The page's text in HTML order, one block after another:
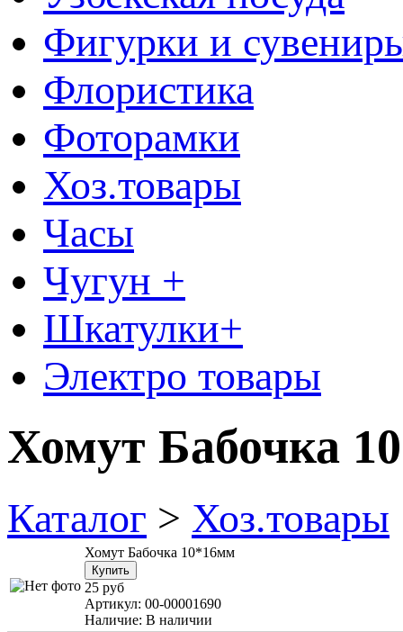
Фигурки и
Флористика
Фоторамки
Хоз.товары
Часы
Чугун +
Шкатулки+
Электро товары
Хомут Бабочка
Каталог > Хоз.товары
Хомут Бабочка 10*16мм
25 руб
Артикул: 00-00001690
Наличие: В наличии